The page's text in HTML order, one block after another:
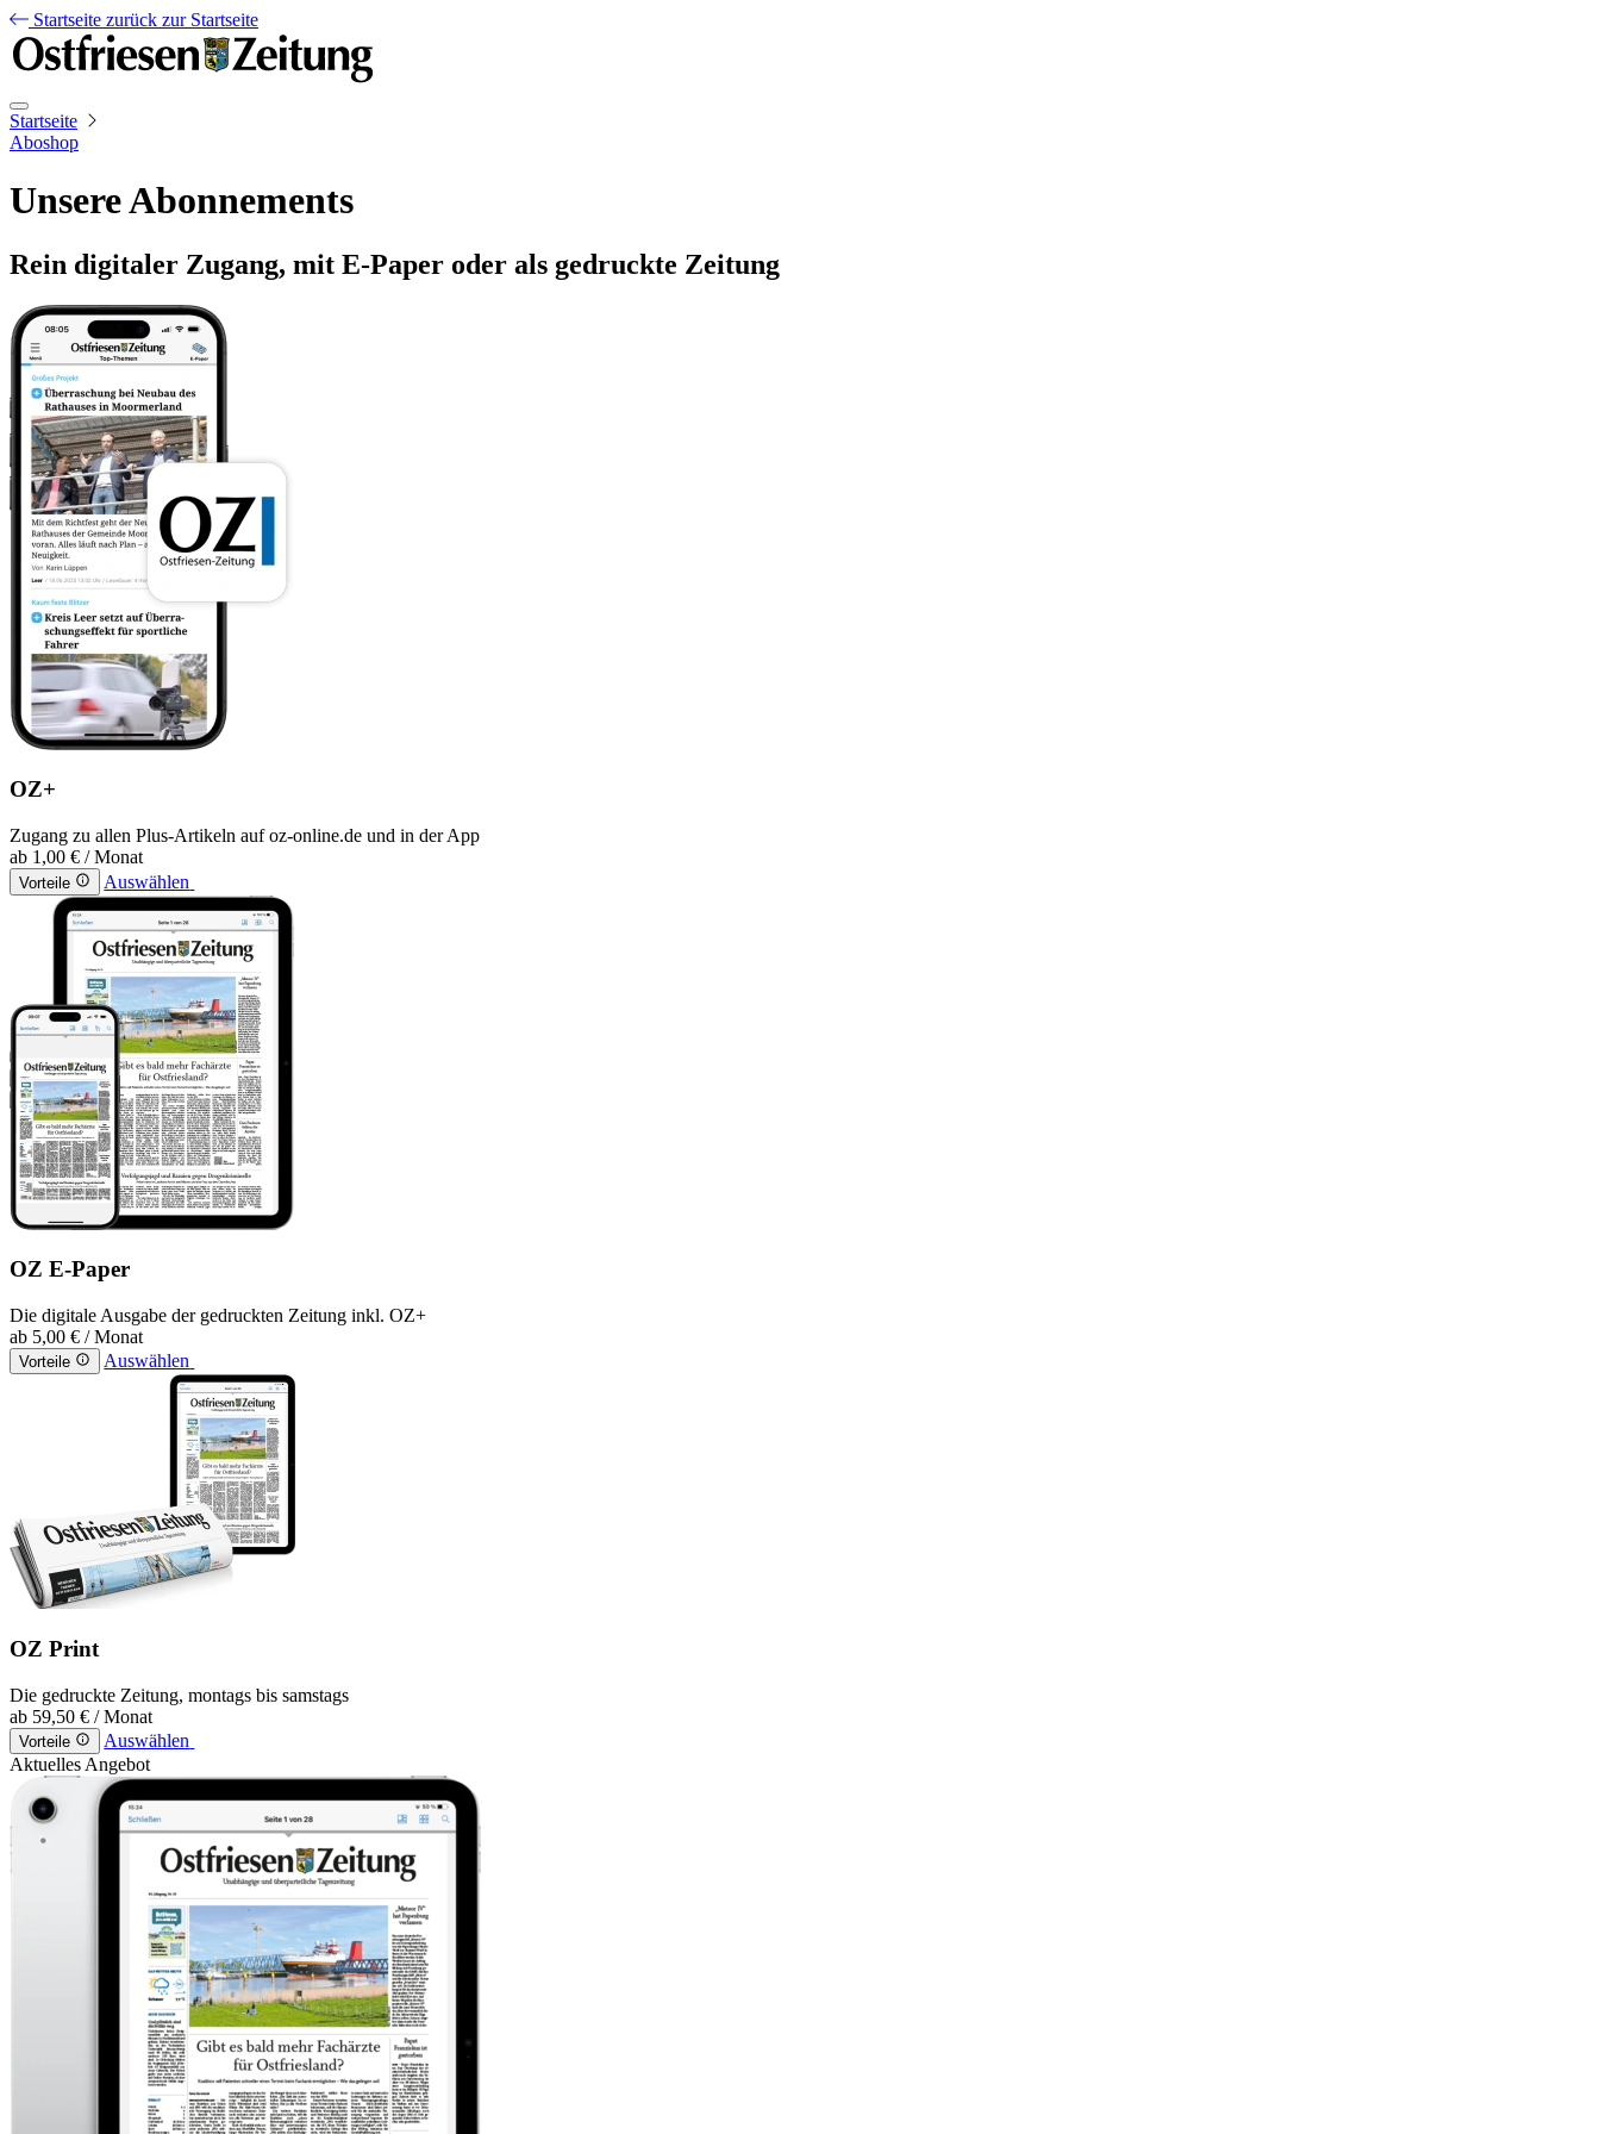
Startseite zurück zur Startseite
Startseite
Aboshop
Unsere Abonnements
Rein digitaler Zugang, mit E-Paper oder als gedruckte Zeitung
OZ+
Zugang zu allen Plus-Artikeln auf oz-online.de und in der App
ab 1,00 € / Monat
Vorteile Auswählen
OZ E-Paper
Die digitale Ausgabe der gedruckten Zeitung inkl. OZ+
ab 5,00 € / Monat
Vorteile Auswählen
OZ Print
Die gedruckte Zeitung, montags bis samstags
ab 59,50 € / Monat
Vorteile
Auswählen
Aktuelles Angebot